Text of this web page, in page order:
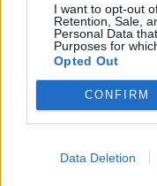
I want to opt-out
Retention, Sale,
Personal Data
Purposes for
Opted Out
CONFIRM
Data Deletion